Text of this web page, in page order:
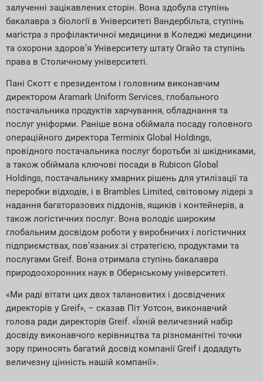
залученні зацікавлених сторін. Вона здобула ступінь
бакалавра з біології в Університеті Вандербільта, ступінь
магістра з профілактичної медицини в Коледжі медицини
та охорони здоров’я Університету штату Огайо та ступінь
права в Столичному університеті.
Пані Скотт є президентом і головним виконавчим
директором Aramark Uniform Services, глобального
постачальника продуктів харчування, обладнання та
послуг уніформи. Раніше вона обіймала посаду головного
операційного директора Terminix Global Holdings,
провідного постачальника послуг боротьби зі шкідниками,
а також обіймала ключові посади в Rubicon Global
Holdings, постачальнику хмарних рішень для утилізації та
переробки відходів, і в Brambles Limited, світовому лідері з
надання багаторазових піддонів, ящиків і контейнерів, а
також логістичних послуг. Вона володіє широким
глобальним досвідом роботи у виробничих і логістичних
підприємствах, пов’язаних зі стратегією, продуктами та
послугами Greif. Вона отримала ступінь бакалавра
природоохоронних наук в Обернському університеті.
«Ми раді вітати цих двох талановитих і досвідчених
директорів у Greif», – сказав Піт Уотсон, виконавчий
голова ради директорів Greif. «Їхній величезний набір
досвіду виконавчого керівництва та різноманітні точки
зору приносять багатий досвід компанії Greif і додадуть
величезну цінність нашій компанії».